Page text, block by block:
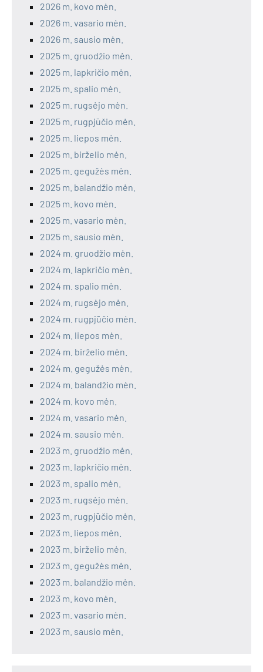
2026 m. kovo mėn.
2026 m. vasario mėn.
2026 m. sausio mėn.
2025 m. gruodžio mėn.
2025 m. lapkričio mėn.
2025 m. spalio mėn.
2025 m. rugsėjo mėn.
2025 m. rugpjūčio mėn.
2025 m. liepos mėn.
2025 m. birželio mėn.
2025 m. gegužės mėn.
2025 m. balandžio mėn.
2025 m. kovo mėn.
2025 m. vasario mėn.
2025 m. sausio mėn.
2024 m. gruodžio mėn.
2024 m. lapkričio mėn.
2024 m. spalio mėn.
2024 m. rugsėjo mėn.
2024 m. rugpjūčio mėn.
2024 m. liepos mėn.
2024 m. birželio mėn.
2024 m. gegužės mėn.
2024 m. balandžio mėn.
2024 m. kovo mėn.
2024 m. vasario mėn.
2024 m. sausio mėn.
2023 m. gruodžio mėn.
2023 m. lapkričio mėn.
2023 m. spalio mėn.
2023 m. rugsėjo mėn.
2023 m. rugpjūčio mėn.
2023 m. liepos mėn.
2023 m. birželio mėn.
2023 m. gegužės mėn.
2023 m. balandžio mėn.
2023 m. kovo mėn.
2023 m. vasario mėn.
2023 m. sausio mėn.